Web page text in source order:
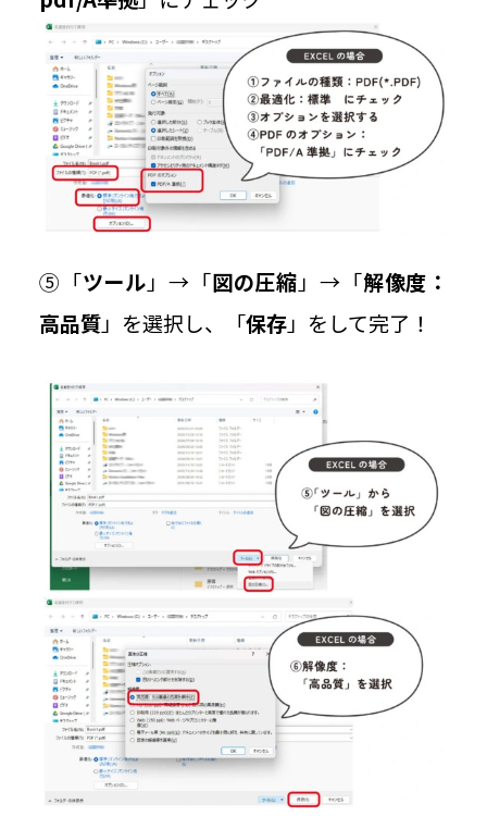
⑤「ツール」→「図の圧縮」→「解像度：
高品質」を選択し、「保存」をして完了！